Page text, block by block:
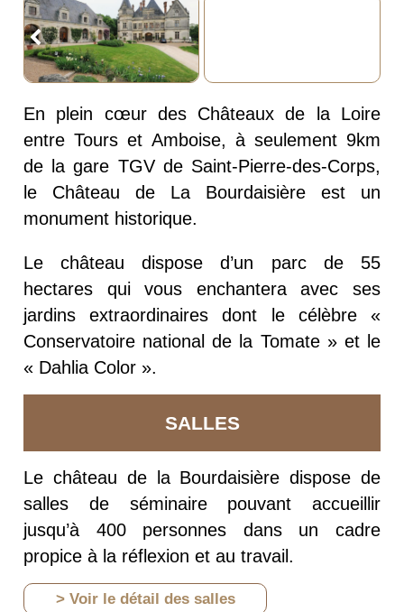
En plein cœur des Châteaux de la Loire
entre Tours et Amboise, à seulement 9km
de la gare TGV de Saint-Pierre-des-Corps,
le Château de La Bourdaisière est un
monument historique.
Le château dispose d’un parc de 55
hectares qui vous enchantera avec ses
jardins extraordinaires dont le célèbre «
Conservatoire national de la Tomate » et le
« Dahlia Color ».
SALLES
Le château de la Bourdaisière dispose de
salles de séminaire pouvant accueillir
jusqu’à 400 personnes dans un cadre
propice à la réflexion et au travail.
> Voir le détail des salles